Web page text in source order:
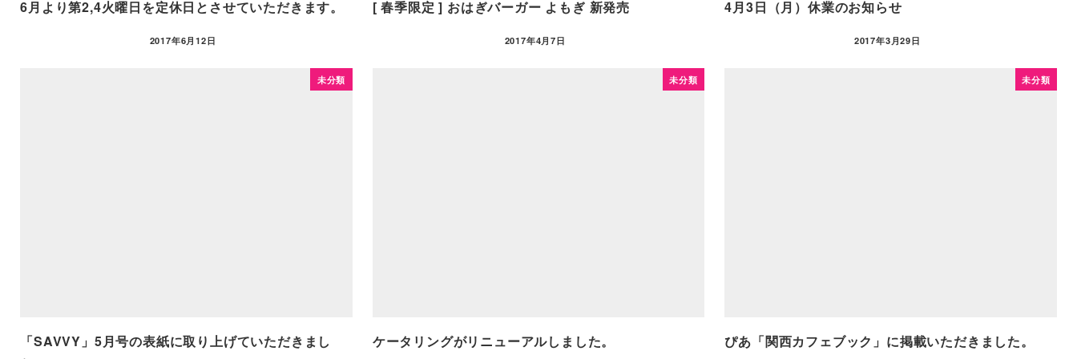
6月より第2,4火曜日を定休日とさせていただきます。
2017年6月12日
[ 春季限定 ] おはぎバーガー よもぎ 新発売
2017年4月7日
4月3日（月）休業のお知らせ
2017年3月29日
未分類
「SAVVY」5月号の表紙に取り上げていただきまし
未分類
ケータリングがリニューアルしました。
未分類
ぴあ「関西カフェブック」に掲載いただきました。